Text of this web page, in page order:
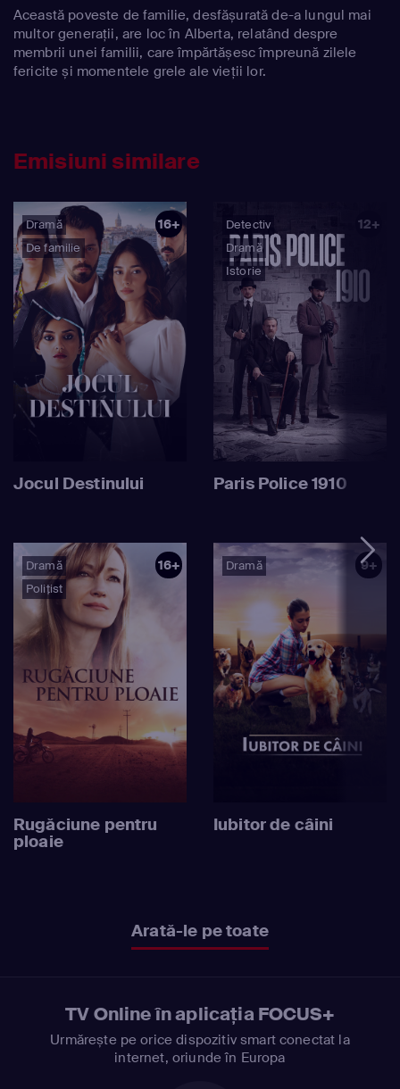
Această poveste de familie, desfășurată de-a lungul mai
multor generații, are loc în Alberta, relatând despre
membrii unei familii, care împărtășesc împreună zilele
fericite și momentele grele ale vieții lor.
Emisiuni similare
Dramă
De familie
16+
Jocul Destinului
Detectiv
Dramă
Istorie
12+
Paris Police 1910
Dramă
Polițist
16+
Rugăciune pentru
ploaie
Dramă 9+
Iubitor de câini
Arată-le pe toate
TV Online în aplicația FOCUS+
Urmărește pe orice dispozitiv smart conectat la
internet, oriunde în Europa